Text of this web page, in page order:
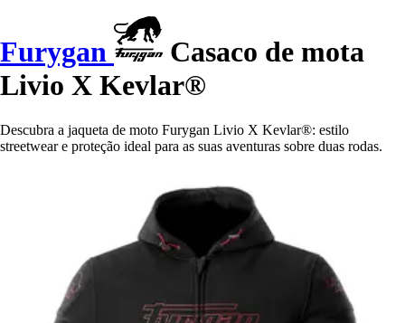
Furygan
Casaco de mota
Livio X Kevlar®
Descubra a jaqueta de moto Furygan Livio X Kevlar®: estilo
streetwear e proteção ideal para as suas aventuras sobre duas rodas.